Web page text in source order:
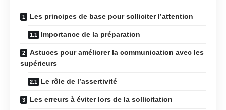
Les principes de base pour solliciter l’attention
Importance de la préparation
Astuces pour améliorer la communication avec les
supérieurs
Le rôle de l’assertivité
Les erreurs à éviter lors de la sollicitation